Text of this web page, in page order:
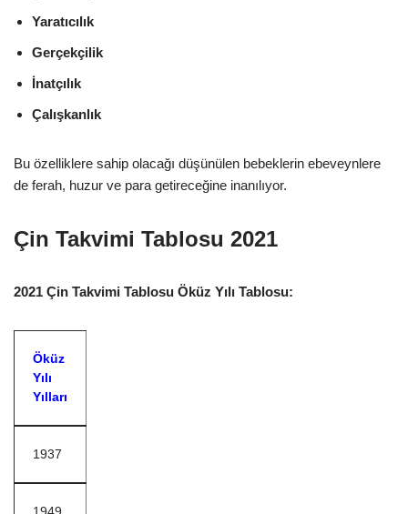
Yaratıcılık
Gerçekçilik
İnatçılık
Çalışkanlık
Bu özelliklere sahip olacağı düşünülen bebeklerin ebeveynlere
de ferah, huzur ve para getireceğine inanılıyor.
Çin Takvimi Tablosu 2021
2021 Çin Takvimi Tablosu Öküz Yılı Tablosu:
Öküz
Yılı
Yılları
1937